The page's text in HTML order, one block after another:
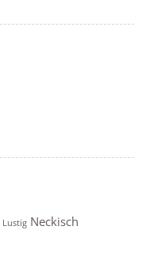
Lustig Neckisch